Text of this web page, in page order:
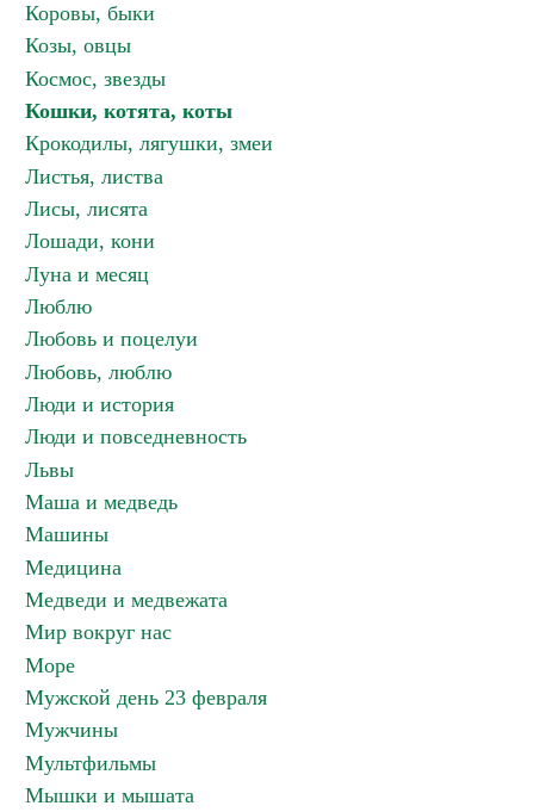
Коровы, быки
Козы, овцы
Космос, звезды
Кошки, котята, коты
Крокодилы, лягушки, змеи
Листья, листва
Лисы, лисята
Лошади, кони
Луна и месяц
Люблю
Любовь и поцелуи
Любовь, люблю
Люди и история
Люди и повседневность
Львы
Маша и медведь
Машины
Медицина
Медведи и медвежата
Мир вокруг нас
Море
Мужской день 23 февраля
Мужчины
Мультфильмы
Мышки и мышата